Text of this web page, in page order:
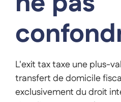
L'exit tax taxe une plus-
transfert de domicile
exclusivement du droit